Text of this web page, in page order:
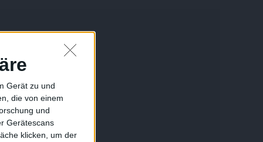
Gerät zu und
die von einem
und
Gerätescans
klicken, um der